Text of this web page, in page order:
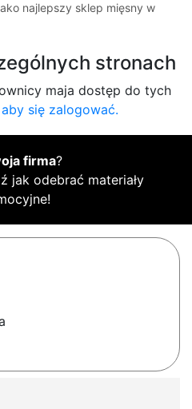
najlepszy sklep mięsny w
stronach
maja dostęp do tych
się zalogować.
firma?
jak odebrać materiały